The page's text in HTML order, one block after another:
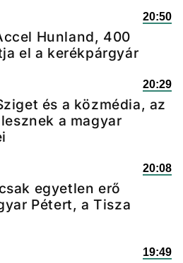
20:50
Hunland, 400
el a kerékpárgyár
20:29
és a közmédia, az
a magyar
20:08
egyetlen erő
Pétert, a Tisza
19:49